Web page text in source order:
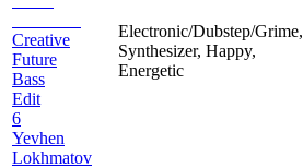
Creative
Future
Bass
Edit
6
Yevhen
Lokhmatov
Electronic/Dubstep/Grime,
Synthesizer, Happy,
Energetic